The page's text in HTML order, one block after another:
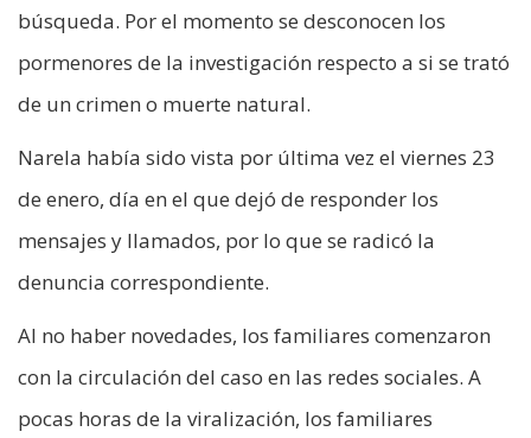
búsqueda. Por el momento se desconocen los
pormenores de la investigación respecto a si se trató
de un crimen o muerte natural.
Narela había sido vista por última vez el viernes 23
de enero, día en el que dejó de responder los
mensajes y llamados, por lo que se radicó la
denuncia correspondiente.
Al no haber novedades, los familiares comenzaron
con la circulación del caso en las redes sociales. A
pocas horas de la viralización, los familiares